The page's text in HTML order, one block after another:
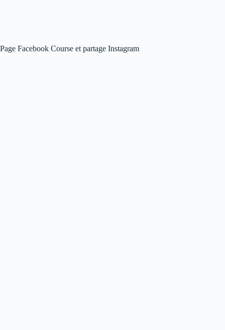
Page Facebook Course et partage Instagram